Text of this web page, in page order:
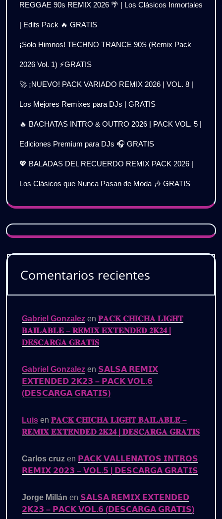
REGGAE 90s REMIX 2026 🌴 | Los Clásicos Inmortales
| Edits Pack 🔥 GRATIS
¡Solo Himnos! TECHNO TRANCE 90S (Remix Pack
2026 Vol. 1) ⚡GRATIS
🚀 ¡NUEVO! PACK VARIADO REMIX 2026 | VOL. 8 |
Los Mejores Remixes para DJs | GRATIS
🔥 BACHATAS INTRO & OUTRO 2026 | PACK VOL. 5 |
Ediciones Premium para DJs 🎧 GRATIS
💖 BALADAS DEL RECUERDO REMIX PACK 2026 |
Los Clásicos que Nunca Pasan de Moda 🎶 GRATIS
Comentarios recientes
Gabriel Gonzalez en 𝐏𝐀𝐂𝐊 𝐂𝐇𝐈𝐂𝐇𝐀 𝐋𝐈𝐆𝐇𝐓
𝐁𝐀𝐈𝐋𝐀𝐁𝐋𝐄 – 𝐑𝐄𝐌𝐈𝐗 𝐄𝐗𝐓𝐄𝐍𝐃𝐄𝐃 𝟐𝐊𝟐𝟒 |
𝐃𝐄𝐒𝐂𝐀𝐑𝐆𝐀 𝐆𝐑𝐀𝐓𝐈𝐒
Gabriel Gonzalez en 𝗦𝗔𝗟𝗦𝗔 𝗥𝗘𝗠𝗜𝗫
𝗘𝗫𝗧𝗘𝗡𝗗𝗘𝗗 𝟮𝗞𝟮𝟯 – 𝗣𝗔𝗖𝗞 𝗩𝗢𝗟.𝟲
(𝗗𝗘𝗦𝗖𝗔𝗥𝗚𝗔 𝗚𝗥𝗔𝗧𝗜𝗦)
Luis en 𝐏𝐀𝐂𝐊 𝐂𝐇𝐈𝐂𝐇𝐀 𝐋𝐈𝐆𝐇𝐓 𝐁𝐀𝐈𝐋𝐀𝐁𝐋𝐄 –
𝐑𝐄𝐌𝐈𝐗 𝐄𝐗𝐓𝐄𝐍𝐃𝐄𝐃 𝟐𝐊𝟐𝟒 | 𝐃𝐄𝐒𝐂𝐀𝐑𝐆𝐀 𝐆𝐑𝐀𝐓𝐈𝐒
Carlos cruz en 𝗣𝗔𝗖𝗞 𝗩𝗔𝗟𝗟𝗘𝗡𝗔𝗧𝗢𝗦 𝗜𝗡𝗧𝗥𝗢𝗦
𝗥𝗘𝗠𝗜𝗫 𝟮𝟬𝟮𝟯 – 𝗩𝗢𝗟.𝟱 | 𝗗𝗘𝗦𝗖𝗔𝗥𝗚𝗔 𝗚𝗥𝗔𝗧𝗜𝗦
Jorge Millán en 𝗦𝗔𝗟𝗦𝗔 𝗥𝗘𝗠𝗜𝗫 𝗘𝗫𝗧𝗘𝗡𝗗𝗘𝗗
𝟮𝗞𝟮𝟯 – 𝗣𝗔𝗖𝗞 𝗩𝗢𝗟.𝟲 (𝗗𝗘𝗦𝗖𝗔𝗥𝗚𝗔 𝗚𝗥𝗔𝗧𝗜𝗦)